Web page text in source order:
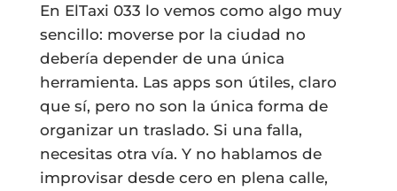
En ElTaxi 033 lo vemos como algo muy
sencillo: moverse por la ciudad no
debería depender de una única
herramienta. Las apps son útiles, claro
que sí, pero no son la única forma de
organizar un traslado. Si una falla,
necesitas otra vía. Y no hablamos de
improvisar desde cero en plena calle,